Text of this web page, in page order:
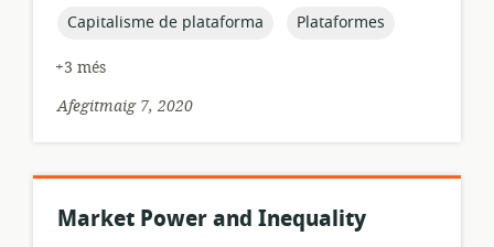
publicació:
topic:
Capitalisme de plataforma topic:
Plataformes
+3 més
Afegitmaig 7, 2020
Market Power and Inequality